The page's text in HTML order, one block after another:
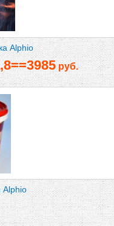
Alphio
руб.
Alphio